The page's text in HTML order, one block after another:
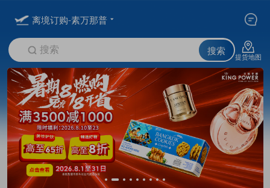
离境订购-素万那普
搜索 搜索
提货地图